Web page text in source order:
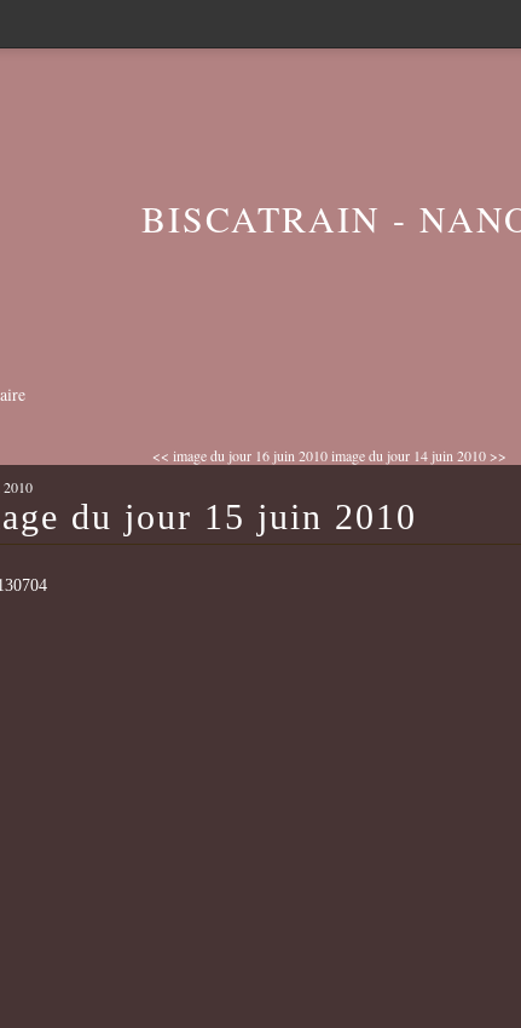
BISCATRAIN -
<< image du jour 16 juin 2010 image du jour 14 juin 2010 >>
2010
du jour 15 juin 2010